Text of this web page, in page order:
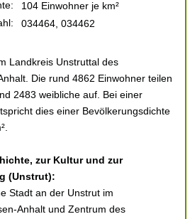
104 Einwohner je km²
034464, 034462
Landkreis Unstruttal des
Die rund 4862 Einwohner teilen
2483 weibliche auf. Bei einer
dies einer Bevölkerungsdichte
zur Kultur und zur
(Unstrut):
Stadt an der Unstrut im
Anhalt und Zentrum des